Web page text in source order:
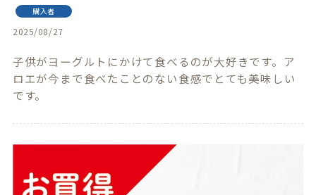
購入者
2025/08/27
子供がヨーグルトにかけて食べるのが大好きです。ア
ロエが今まで食べたことのない食感でとても美味しい
です。